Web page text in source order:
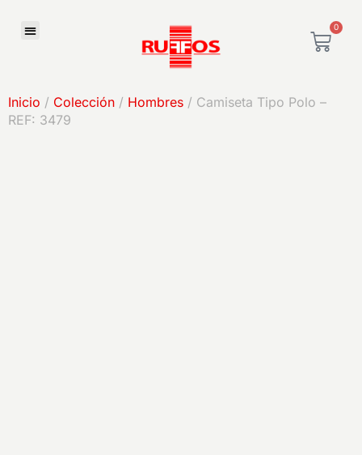
0
Inicio / Colección / Hombres / Camiseta Tipo Polo –
REF: 3479